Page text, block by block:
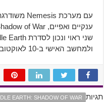
עם מערכת Nemesis משודרגת,
ולמחשב האישי ב-10 לאוקטובר השנה.
תגיות
EARTH: SHADOW OF WAR